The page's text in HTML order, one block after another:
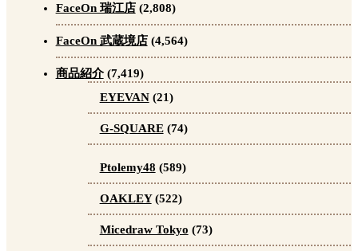
FaceOn 瑞江店(2,808)
FaceOn 武蔵境店(4,564)
商品紹介(7,419)
EYEVAN(21)
G-SQUARE(74)
Ptolemy48 (589)
OAKLEY(522)
Micedraw Tokyo (73)